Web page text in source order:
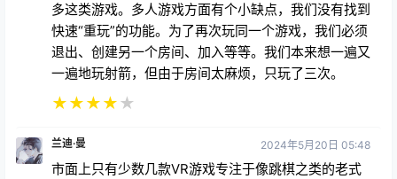
多这类游戏。多人游戏方面有个小缺点，我们没有找到
快速“重玩”的功能。为了再次玩同一个游戏，我们必须
退出、创建另一个房间、加入等等。我们本来想一遍又
一遍地玩射箭，但由于房间太麻烦，只玩了三次。
★★★★★
兰迪·曼 2024年5月20日 05:48
市面上只有少数几款VR游戏专注于像跳棋之类的老式